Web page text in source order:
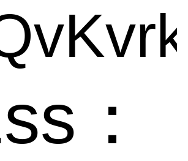
：